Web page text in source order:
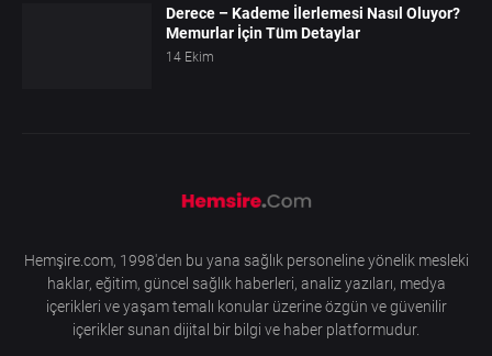
Derece – Kademe İlerlemesi Nasıl Oluyor?
Memurlar İçin Tüm Detaylar
14 Ekim
Hemşire.com, 1998'den bu yana sağlık personeline yönelik mesleki
haklar, eğitim, güncel sağlık haberleri, analiz yazıları, medya
içerikleri ve yaşam temalı konular üzerine özgün ve güvenilir
içerikler sunan dijital bir bilgi ve haber platformudur.